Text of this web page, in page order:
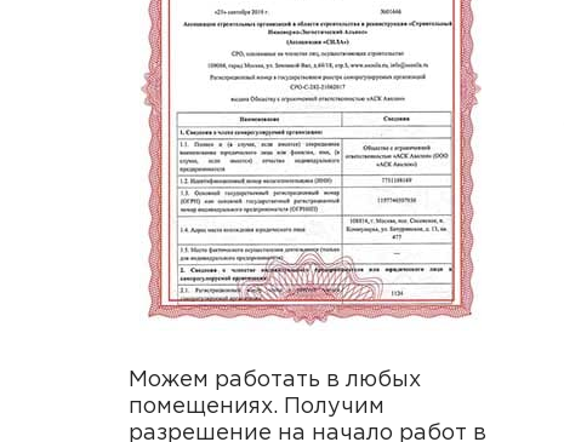
Можем работать в любых
помещениях. Получим
разрешение на начало работ в